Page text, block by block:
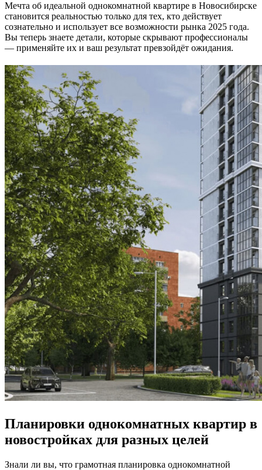
Мечта об идеальной однокомнатной квартире в Новосибирске
становится реальностью только для тех, кто действует
сознательно и использует все возможности рынка 2025 года.
Вы теперь знаете детали, которые скрывают профессионалы
— применяйте их и ваш результат превзойдёт ожидания.
Планировки однокомнатных квартир в
новостройках для разных целей
Знали ли вы, что грамотная планировка однокомнатной